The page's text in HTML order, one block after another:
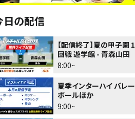
日の配信
【配信終了】夏の甲子園 1
回戦 遊学館 - 青森山田
8:00~
夏季インターハイ バレー
ボールほか
9:00~